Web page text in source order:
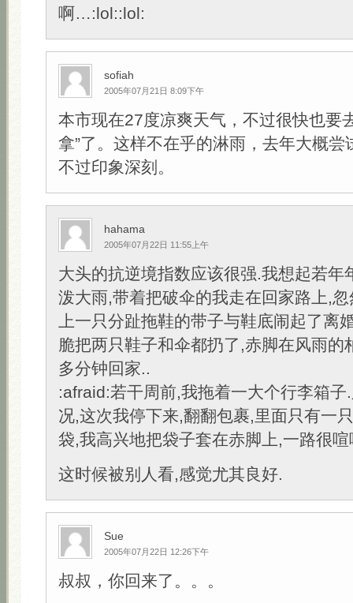
啊…:lol::lol:
sofiah
2005年07月21日 8:09下午
本市现在27度凉爽天气，不过很快也要
拿”了。这样不在乎的淋雨，去年大概尝
不过印象深刻。
hahama
2005年07月22日 11:55上午
大头的抗逆境指数应该很强.我想起若年
泼大雨,带着把破伞的我走在回家路上,
上一只分趾拖鞋的带子与鞋底闹起了离
脆把两只鞋子和伞都扔了,赤脚在风雨的
多分钟回家..
:afraid:若干周前,我拖着一大个行李箱子
况,这次我停下来,翻翻包裹,里面只有一
袋,我高兴地把袋子套在赤脚上,一路很
这时候被别人看,感觉尤其良好.
Sue
2005年07月22日 12:26下午
叔叔，你回来了。。。